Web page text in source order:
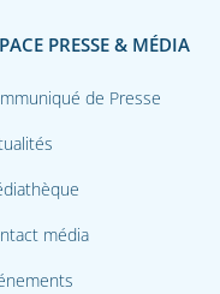
PRESSE & MÉDIA
de Presse
média